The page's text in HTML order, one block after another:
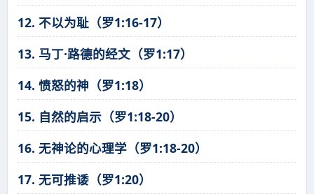
12. 不以为耻（罗1:16-17）
13. 马丁·路德的经文（罗1:17）
14. 愤怒的神（罗1:18）
15. 自然的启示（罗1:18-20）
16. 无神论的心理学（罗1:18-20）
17. 无可推诿（罗1:20）